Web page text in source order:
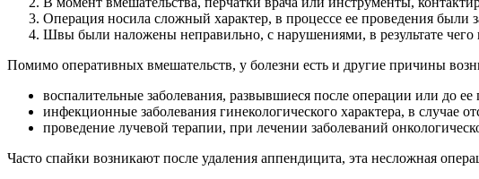
Операция носила сложный характер, в процессе ее проведения
Швы были наложены неправильно, с нарушениями, в результате чего
Помимо оперативных вмешательств, у болезни есть и другие причины
воспалительные заболевания, развывшиеся после операции или до ее
инфекционные заболевания гинекологического характера, в случае
проведение лучевой терапии, при лечении заболеваний
Часто спайки возникают после удаления аппендицита, эта несложная